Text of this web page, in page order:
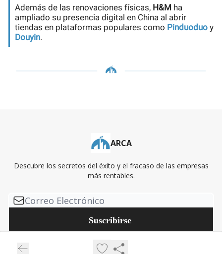
Además de las renovaciones físicas, H&M ha
ampliado su presencia digital en China al abrir
tiendas en plataformas populares como Pinduoduo y
Douyin.
ARCA
Descubre los secretos del éxito y el fracaso de las empresas
más rentables.
Privacy policy
Terms of use